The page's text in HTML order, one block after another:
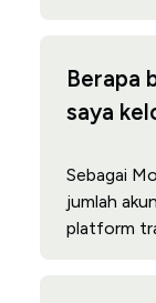
Berapa
saya
Sebagai
jumlah
platform